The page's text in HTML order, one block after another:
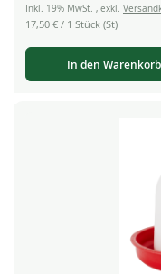
Inkl. 19% MwSt. , exkl.
17,50 € / 1 Stück (St)
In den Warenkorb